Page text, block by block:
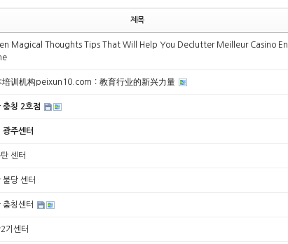
제목
Magical Thoughts Tips That Will Help You Declutter Meilleur Casino En
培训机构peixun10.com：教育行业的新兴力量
충칭 2호점
광주센터
센터
불당 센터
충칭센터
기센터